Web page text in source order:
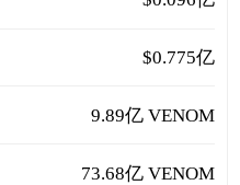
$0.775亿
9.89亿 VENOM
73.68亿 VENOM